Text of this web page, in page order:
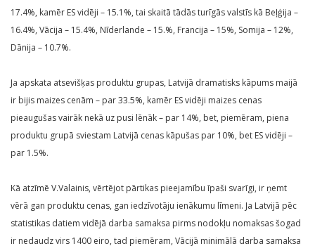
17.4%, kamēr ES vidēji – 15.1%, tai skaitā tādās turīgās valstīs kā Beļģija –
16.4%, Vācija – 15.4%, Nīderlande – 15.%, Francija – 15%, Somija – 12%,
Dānija – 10.7%.
Ja apskata atsevišķas produktu grupas, Latvijā dramatisks kāpums maijā
ir bijis maizes cenām – par 33.5%, kamēr ES vidēji maizes cenas
pieaugušas vairāk nekā uz pusi lēnāk – par 14%, bet, piemēram, piena
produktu grupā sviestam Latvijā cenas kāpušas par 10%, bet ES vidēji –
par 1.5%.
Kā atzīmē V.Valainis, vērtējot pārtikas pieejamību īpaši svarīgi, ir ņemt
vērā gan produktu cenas, gan iedzīvotāju ienākumu līmeni. Ja Latvijā pēc
statistikas datiem vidējā darba samaksa pirms nodokļu nomaksas šogad
ir nedaudz virs 1400 eiro, tad piemēram, Vācijā minimālā darba samaksa